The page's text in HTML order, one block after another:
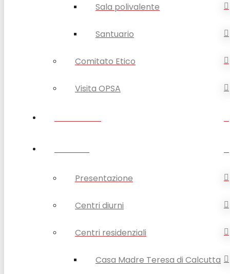
Sala polivalente
Santuario
Comitato Etico
Visita OPSA
Presentazione
Centri diurni
Centri residenziali
Casa Madre Teresa di Calcutta